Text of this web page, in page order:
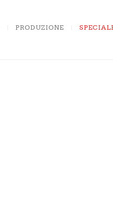
PRODUZIONE